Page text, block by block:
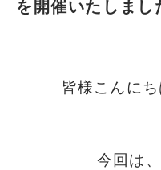
を開催いたしまし
皆様こんに
今回は